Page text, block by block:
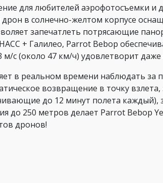
для любителей аэрофотосъемки и
в солнечно-желтом корпусе
запечатлеть потрясающие
+ Галилео, Parrot Bebop
м/с (около 47 км/ч) удовлетворит
в реальном времени наблюдать за
возвращение в точку
до 12 минут полета каждый),
до 250 метров делает Parrot
дронов!